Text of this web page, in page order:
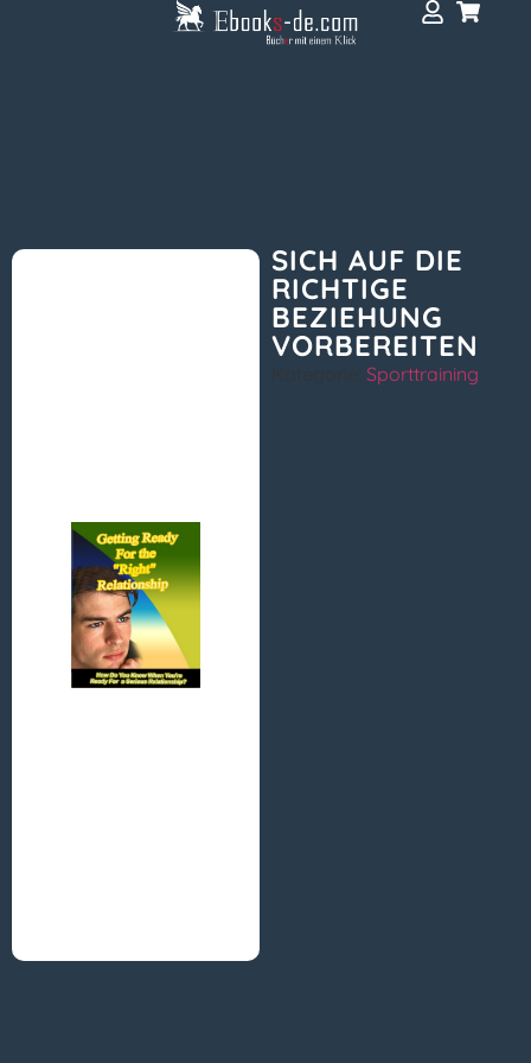
SICH AUF DIE
RICHTIGE
BEZIEHUNG
VORBEREITEN
Kategorie:Sporttraining